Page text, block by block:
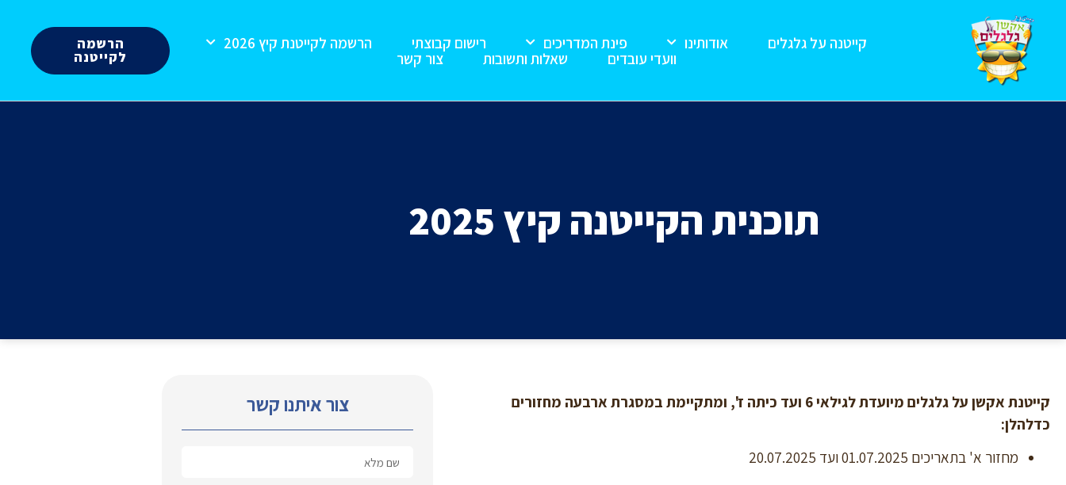
קייטנה על גלגלים אודותינו פינת המדריכים רישום קבוצתי
הרשמה לקייטנת קיץ 2026
וועדי עובדים
שאלות ותשובות צור קשר
הרשמה
לקייטנה
תוכנית הקייטנה קיץ 2025
קייטנת אקשן על גלגלים מיועדת לגילאי 6 ועד כיתה ז', ומתקיימת במסגרת ארבעה מחזורים
כדלהלן:
מחזור א' בתאריכים 01.07.2025 ועד 20.07.2025
צור איתנו קשר